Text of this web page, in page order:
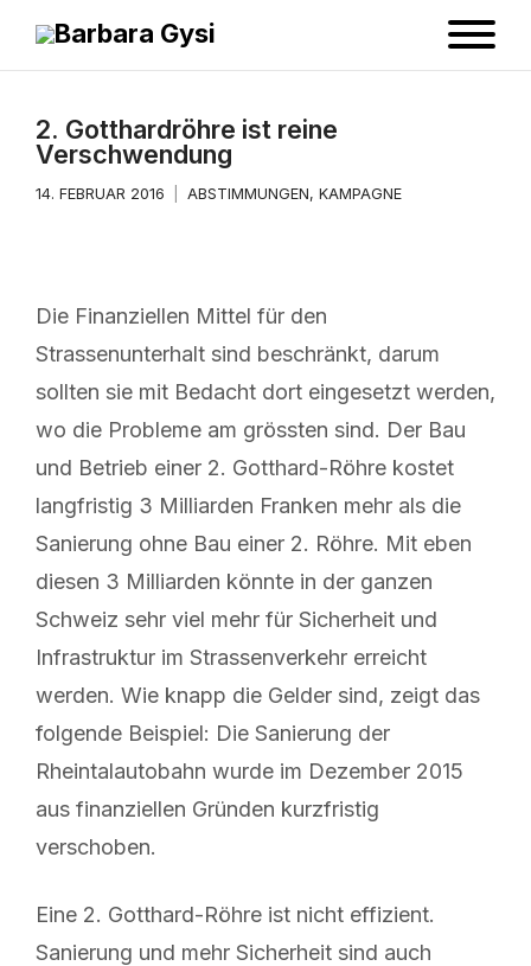
2. Gotthardröhre ist reine
Verschwendung
14. FEBRUAR 2016 ABSTIMMUNGEN, KAMPAGNE
Die Finanziellen Mittel für den
Strassenunterhalt sind beschränkt, darum
sollten sie mit Bedacht dort eingesetzt werden,
wo die Probleme am grössten sind. Der Bau
und Betrieb einer 2. Gotthard-Röhre kostet
langfristig 3 Milliarden Franken mehr als die
Sanierung ohne Bau einer 2. Röhre. Mit eben
diesen 3 Milliarden könnte in der ganzen
Schweiz sehr viel mehr für Sicherheit und
Infrastruktur im Strassenverkehr erreicht
werden. Wie knapp die Gelder sind, zeigt das
folgende Beispiel: Die Sanierung der
Rheintalautobahn wurde im Dezember 2015
aus finanziellen Gründen kurzfristig
verschoben.
Eine 2. Gotthard-Röhre ist nicht effizient.
Sanierung und mehr Sicherheit sind auch